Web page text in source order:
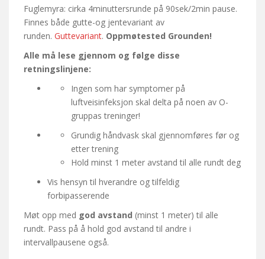
Fuglemyra: cirka 4minuttersrunde på 90sek/2min pause.
Finnes både gutte-og jentevariant av
runden. Guttevariant. Oppmøtested Grounden!
Alle må lese gjennom og følge disse
retningslinjene:
Ingen som har symptomer på
luftveisinfeksjon skal delta på noen av O-
gruppas treninger!
Grundig håndvask skal gjennomføres før og
etter trening
Hold minst 1 meter avstand til alle rundt deg
Vis hensyn til hverandre og tilfeldig
forbipasserende
Møt opp med god avstand (minst 1 meter) til alle
rundt. Pass på å hold god avstand til andre i
intervallpausene også.